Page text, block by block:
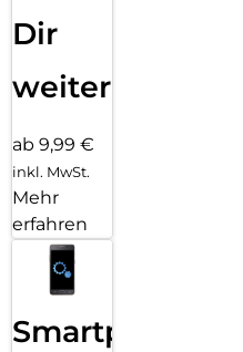
Dir
weiter
ab 9,99 €
inkl. MwSt.
Mehr
erfahren
Smartphone